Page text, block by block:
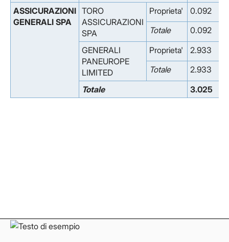
ASSICURAZIONI
GENERALI SPA
TORO
ASSICURAZIONI
SPA
Proprieta' 0.092
Totale
0.092
GENERALI
PANEUROPE
LIMITED
Proprieta' 2.933
Totale
2.933
Totale
3.025